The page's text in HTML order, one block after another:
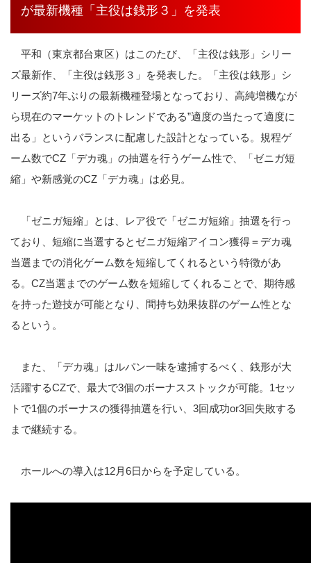
が最新機種「主役は銭形３」を発表
平和（東京都台東区）はこのたび、「主役は銭形」シリー
ズ最新作、「主役は銭形３」を発表した。「主役は銭形」シ
リーズ約7年ぶりの最新機種登場となっており、高純増機なが
ら現在のマーケットのトレンドである”適度の当たって適度に
出る」というバランスに配慮した設計となっている。規程ゲ
ーム数でCZ「デカ魂」の抽選を行うゲーム性で、「ゼニガ短
縮」や新感覚のCZ「デカ魂」は必見。
「ゼニガ短縮」とは、レア役で「ゼニガ短縮」抽選を行っ
ており、短縮に当選するとゼニガ短縮アイコン獲得＝デカ魂
当選までの消化ゲーム数を短縮してくれるという特徴があ
る。CZ当選までのゲーム数を短縮してくれることで、期待感
を持った遊技が可能となり、間持ち効果抜群のゲーム性とな
るという。
また、「デカ魂」はルパン一味を逮捕するべく、銭形が大
活躍するCZで、最大で3個のボーナスストックが可能。1セッ
トで1個のボーナスの獲得抽選を行い、3回成功or3回失敗する
まで継続する。
ホールへの導入は12月6日からを予定している。